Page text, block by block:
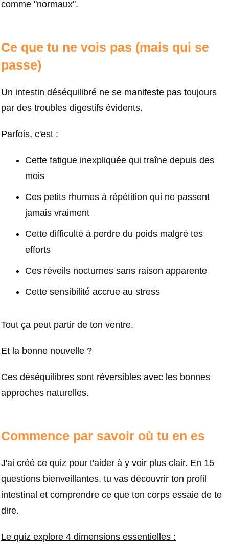
comme "normaux".
Ce que tu ne vois pas (mais qui se
passe)
Un intestin déséquilibré ne se manifeste pas toujours
par des troubles digestifs évidents.
Parfois, c'est :
Cette fatigue inexpliquée qui traîne depuis des
mois
Ces petits rhumes à répétition qui ne passent
jamais vraiment
Cette difficulté à perdre du poids malgré tes
efforts
Ces réveils nocturnes sans raison apparente
Cette sensibilité accrue au stress
Tout ça peut partir de ton ventre.
Et la bonne nouvelle ?
Ces déséquilibres sont réversibles avec les bonnes
approches naturelles.
Commence par savoir où tu en es
J'ai créé ce quiz pour t'aider à y voir plus clair. En 15
questions bienveillantes, tu vas découvrir ton profil
intestinal et comprendre ce que ton corps essaie de te
dire.
Le quiz explore 4 dimensions essentielles :